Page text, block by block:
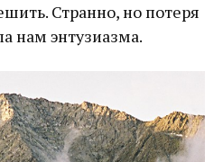
Странно, но потеря
нам энтузиазма.